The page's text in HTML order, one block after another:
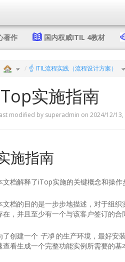
著作 国内权威ITIL 4教材
☝ ITIL流程实践（流程设计方案）
实施指南
modified by superadmin on 2024/12/13,
施指南
文档解释了iTop实施的关键概念和操作
文档的目的是一步步地描述，对于组
在，并且至少有一个与该客户签订的
了创建一个 干净的生产环境，最好安
查看生成一个完整功能实例所需要的基